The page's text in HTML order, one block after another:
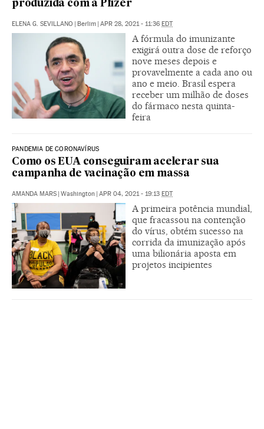
produzida com a Pfizer
ELENA G. SEVILLANO Berlim APR 28, 2021 - 11:36 EDT
A fórmula do imunizante
exigirá outra dose de reforço
nove meses depois e
provavelmente a cada ano ou
ano e meio. Brasil espera
receber um milhão de doses
do fármaco nesta quinta-
feira
PANDEMIA DE CORONAVÍRUS
Como os EUA conseguiram acelerar sua
campanha de vacinação em massa
AMANDA MARS Washington APR 04, 2021 - 19:13 EDT
A primeira potência mundial,
que fracassou na contenção
do vírus, obtém sucesso na
corrida da imunização após
uma bilionária aposta em
projetos incipientes